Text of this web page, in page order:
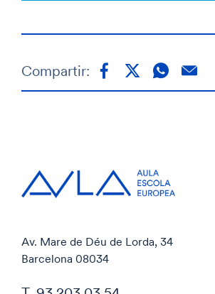
Compartir:
Av. Mare de Déu de Lorda, 34
Barcelona 08034